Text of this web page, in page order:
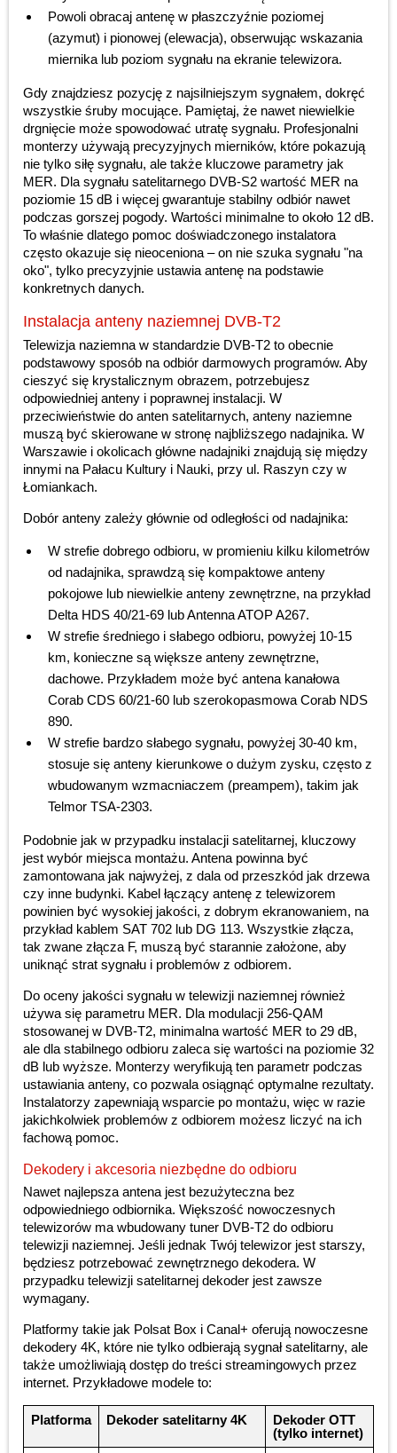
Powoli obracaj antenę w płaszczyźnie poziomej
(azymut) i pionowej (elewacja), obserwując wskazania
miernika lub poziom sygnału na ekranie telewizora.
Gdy znajdziesz pozycję z najsilniejszym sygnałem, dokręć
wszystkie śruby mocujące. Pamiętaj, że nawet niewielkie
drgnięcie może spowodować utratę sygnału. Profesjonalni
monterzy używają precyzyjnych mierników, które pokazują
nie tylko siłę sygnału, ale także kluczowe parametry jak
MER. Dla sygnału satelitarnego DVB-S2 wartość MER na
poziomie 15 dB i więcej gwarantuje stabilny odbiór nawet
podczas gorszej pogody. Wartości minimalne to około 12 dB.
To właśnie dlatego pomoc doświadczonego instalatora
często okazuje się nieoceniona – on nie szuka sygnału "na
oko", tylko precyzyjnie ustawia antenę na podstawie
konkretnych danych.
Instalacja anteny naziemnej DVB-T2
Telewizja naziemna w standardzie DVB-T2 to obecnie
podstawowy sposób na odbiór darmowych programów. Aby
cieszyć się krystalicznym obrazem, potrzebujesz
odpowiedniej anteny i poprawnej instalacji. W
przeciwieństwie do anten satelitarnych, anteny naziemne
muszą być skierowane w stronę najbliższego nadajnika. W
Warszawie i okolicach główne nadajniki znajdują się między
innymi na Pałacu Kultury i Nauki, przy ul. Raszyn czy w
Łomiankach.
Dobór anteny zależy głównie od odległości od nadajnika:
W strefie dobrego odbioru, w promieniu kilku kilometrów
od nadajnika, sprawdzą się kompaktowe anteny
pokojowe lub niewielkie anteny zewnętrzne, na przykład
Delta HDS 40/21-69 lub Antenna ATOP A267.
W strefie średniego i słabego odbioru, powyżej 10-15
km, konieczne są większe anteny zewnętrzne,
dachowe. Przykładem może być antena kanałowa
Corab CDS 60/21-60 lub szerokopasmowa Corab NDS
890.
W strefie bardzo słabego sygnału, powyżej 30-40 km,
stosuje się anteny kierunkowe o dużym zysku, często z
wbudowanym wzmacniaczem (preampem), takim jak
Telmor TSA-2303.
Podobnie jak w przypadku instalacji satelitarnej, kluczowy
jest wybór miejsca montażu. Antena powinna być
zamontowana jak najwyżej, z dala od przeszkód jak drzewa
czy inne budynki. Kabel łączący antenę z telewizorem
powinien być wysokiej jakości, z dobrym ekranowaniem, na
przykład kablem SAT 702 lub DG 113. Wszystkie złącza,
tak zwane złącza F, muszą być starannie założone, aby
uniknąć strat sygnału i problemów z odbiorem.
Do oceny jakości sygnału w telewizji naziemnej również
używa się parametru MER. Dla modulacji 256-QAM
stosowanej w DVB-T2, minimalna wartość MER to 29 dB,
ale dla stabilnego odbioru zaleca się wartości na poziomie 32
dB lub wyższe. Monterzy weryfikują ten parametr podczas
ustawiania anteny, co pozwala osiągnąć optymalne rezultaty.
Instalatorzy zapewniają wsparcie po montażu, więc w razie
jakichkolwiek problemów z odbiorem możesz liczyć na ich
fachową pomoc.
Dekodery i akcesoria niezbędne do odbioru
Nawet najlepsza antena jest bezużyteczna bez
odpowiedniego odbiornika. Większość nowoczesnych
telewizorów ma wbudowany tuner DVB-T2 do odbioru
telewizji naziemnej. Jeśli jednak Twój telewizor jest starszy,
będziesz potrzebować zewnętrznego dekodera. W
przypadku telewizji satelitarnej dekoder jest zawsze
wymagany.
Platformy takie jak Polsat Box i Canal+ oferują nowoczesne
dekodery 4K, które nie tylko odbierają sygnał satelitarny, ale
także umożliwiają dostęp do treści streamingowych przez
internet. Przykładowe modele to:
Platforma Dekoder satelitarny 4K
Dekoder OTT
(tylko internet)